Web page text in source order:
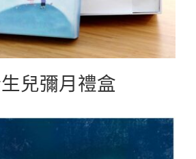
兒彌月禮盒